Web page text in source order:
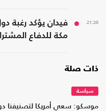
21:20
فيدان يؤكد رغبة
مكة للدفاع
ذات صلة
سياسة
موسكو: سعي أمريكا لتصنيفنا